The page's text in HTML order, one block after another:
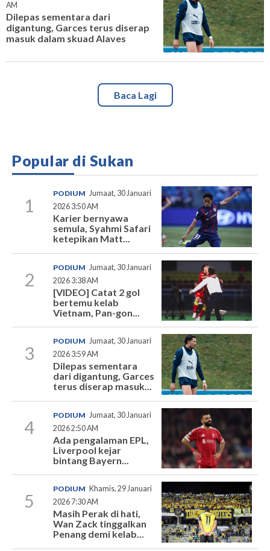
AM
Dilepas sementara dari
digantung, Garces terus diserap
masuk dalam skuad Alaves
Baca Lagi
Popular di Sukan
1
PODIUM Jumaat, 30 Januari
2026 3:50 AM
Karier bernyawa
semula, Syahmi Safari
ketepikan Matt...
2
PODIUM Jumaat, 30 Januari
2026 3:38 AM
[VIDEO] Catat 2 gol
bertemu kelab
Vietnam, Pan-gon...
3
PODIUM Jumaat, 30 Januari
2026 3:59 AM
Dilepas sementara
dari digantung, Garces
terus diserap masuk...
4
PODIUM Jumaat, 30 Januari
2026 2:50 AM
Ada pengalaman EPL,
Liverpool kejar
bintang Bayern...
5
PODIUM Khamis, 29 Januari
2026 7:30 AM
Masih Perak di hati,
Wan Zack tinggalkan
Penang demi kelab...